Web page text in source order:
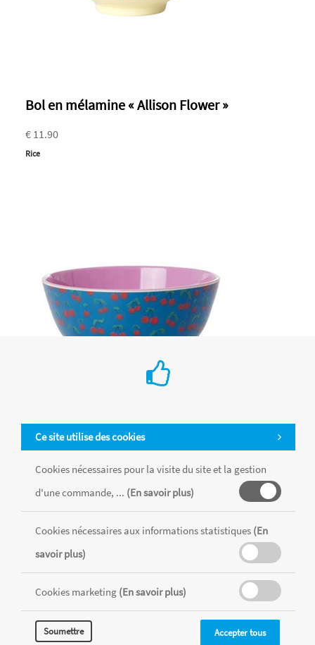
Bol en mélamine « Allison Flower »
€ 11.90
Rice
Bol en mélamine « cerises »
Rice
Ce site utilise des cookies
Cookies nécessaires pour la visite du site et la gestion
d'une commande, ... (En savoir plus)
Cookies nécessaires aux informations statistiques (En
savoir plus)
Cookies marketing (En savoir plus)
Soumettre Accepter tous